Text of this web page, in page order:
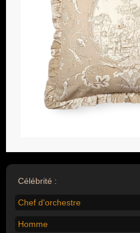
Célébrité :
Chef d'orchestre
Homme